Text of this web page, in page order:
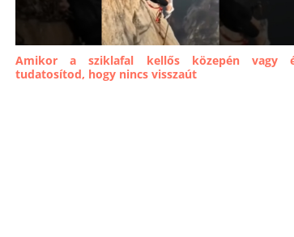
Amikor a sziklafal kellős közepén vagy
tudatosítod, hogy nincs visszaút